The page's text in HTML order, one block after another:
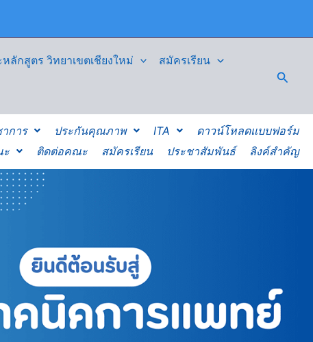
ลักสูตร วิทยาเขตเชียงใหม่ สมัครเรียน
การ ประกันคุณภาพ ITA
ดาวน์โหลดแบบฟอร์ม
ะ ติดต่อคณะ สมัครเรียน ประชาสัมพันธ์ ลิงค์สำคัญ